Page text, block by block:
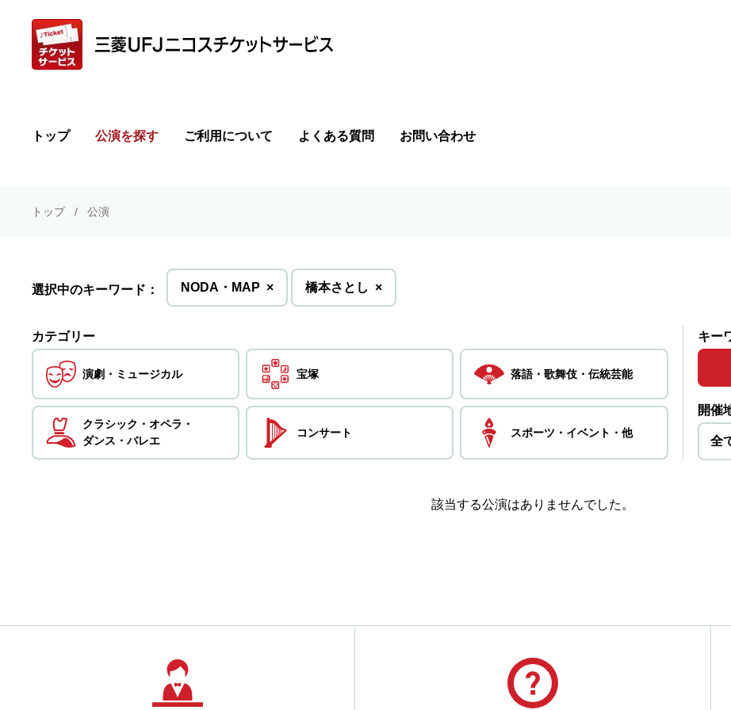
トップ 公演を探す ご利用について よくある質問 お問い合わせ
トップ 公演
選択中のキーワード： NODA・MAP を
削
× 橋本さとし を
削
×
カテゴリー
演劇・ ミュージカル 宝塚 落語・歌舞伎・伝統芸能
クラシック・ オペラ・
ダンス・ バレエ
コンサート スポーツ・ イベント・他
開催
キー
該当する公演はありませんでした。